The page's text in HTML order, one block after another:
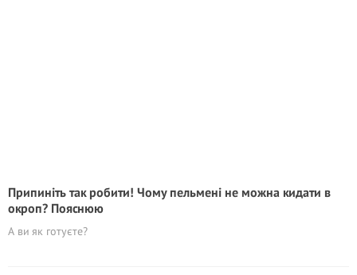
Припиніть так робити! Чому пельмені не можна кидати в
окроп? Пояснюю
А ви як готуєте?